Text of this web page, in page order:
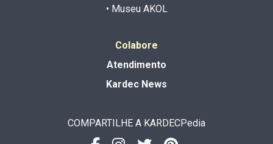
• Museu AKOL
Colabore
Atendimento
Kardec News
COMPARTILHE A KARDECPedia